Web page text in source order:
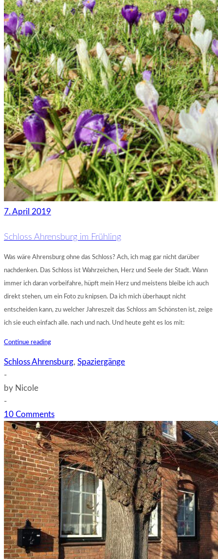
7. April 2019
Schloss Ahrensburg im Frühling
Was wäre Ahrensburg ohne das Schloss? Ach, ich mag gar nicht darüber
nachdenken. Das Schloss ist Wahrzeichen, Herz und Seele der Stadt. Wann
immer ich daran vorbeifahre, hüpft mein Herz und meistens bleibe ich auch
direkt stehen, um ein Foto zu knipsen. Da ich mich überhaupt nicht
entscheiden kann, zu welcher Jahreszeit das Schloss am Schönsten ist, zeige
ich sie euch einfach alle. nach und nach. Und heute geht es los mit:
Continue readingSchloss
Schloss Ahrensburg, Spaziergänge
-
by Nicole
-
10 Comments